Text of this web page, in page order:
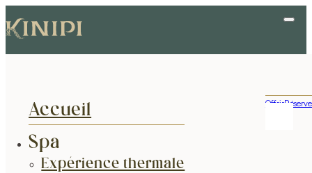
Accueil
Spa
Expérience thermale
Offrir